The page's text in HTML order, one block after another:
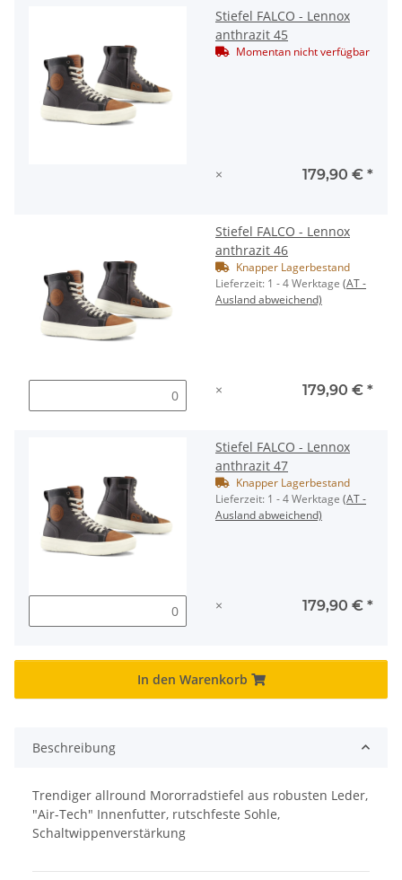
Stiefel FALCO - Lennox
anthrazit 45
Momentan nicht verfügbar
× 179,90 € *
Stiefel FALCO - Lennox
anthrazit 46
Knapper Lagerbestand
Lieferzeit: 1 - 4 Werktage (AT -
Ausland abweichend)
× 179,90 € *
Stiefel FALCO - Lennox
anthrazit 47
Knapper Lagerbestand
Lieferzeit: 1 - 4 Werktage (AT -
Ausland abweichend)
× 179,90 € *
In den Warenkorb
Beschreibung
Trendiger allround Mororradstiefel aus robusten Leder,
"Air-Tech" Innenfutter, rutschfeste Sohle,
Schaltwippenverstärkung